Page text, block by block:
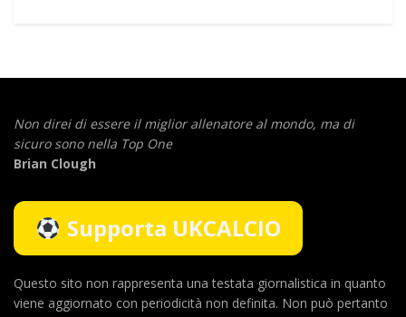
Non direi di essere il miglior allenatore al mondo, ma di
sicuro sono nella Top One
Brian Clough
Supporta UKCALCIO
Questo sito non rappresenta una testata giornalistica in quanto
viene aggiornato con periodicità non definita. Non può pertanto